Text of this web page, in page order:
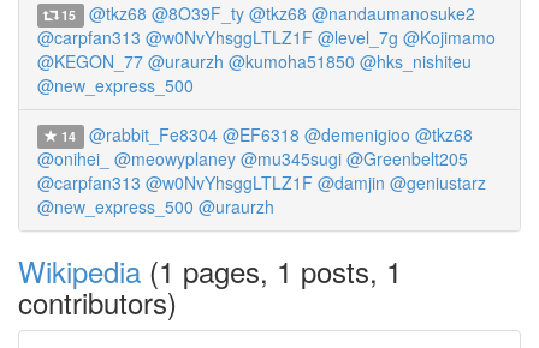
15 @tkz68 @8O39F_ty @tkz68 @nandaumanosuke2
@carpfan313 @w0NvYhsggLTLZ1F @level_7g @Kojimamo
@KEGON_77 @uraurzh @kumoha51850 @hks_nishiteu
@new_express_500
14 @rabbit_Fe8304 @EF6318 @demenigioo @tkz68
@onihei_ @meowyplaney @mu345sugi @Greenbelt205
@carpfan313 @w0NvYhsggLTLZ1F @damjin @geniustarz
@new_express_500 @uraurzh
Wikipedia (1 pages, 1 posts, 1
contributors)